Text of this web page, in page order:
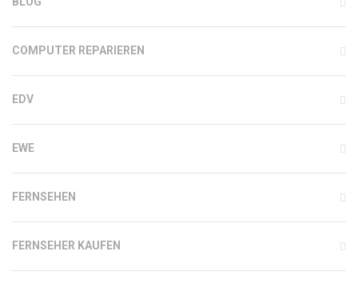
COMPUTER REPARIEREN
EDV
EWE
FERNSEHEN
FERNSEHER KAUFEN